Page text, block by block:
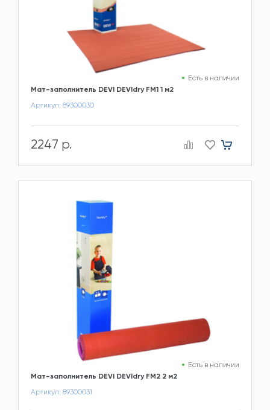
Есть в наличии
Мат-заполнитель DEVI DEVIdry FM1 1 м2
Артикул: 89300030
2247 р.
Есть в наличии
Мат-заполнитель DEVI DEVIdry FM2 2 м2
Артикул: 89300031